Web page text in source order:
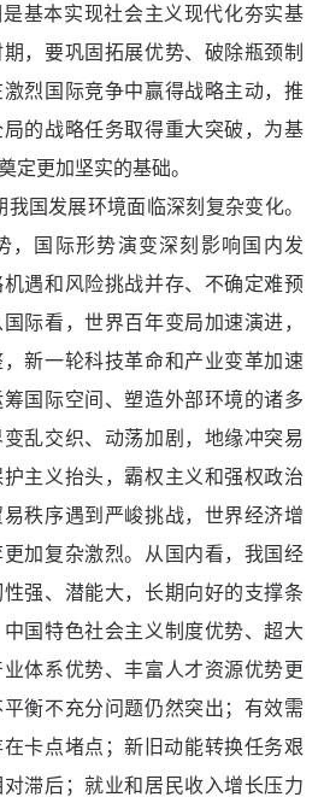
基本实现社会主义现代化夯实基
，要巩固拓展优势、破除瓶颈制
烈国际竞争中赢得战略主动，推
的战略任务取得重大突破，为基
定更加坚实的基础。
国发展环境面临深刻复杂变化。
，国际形势演变深刻影响国内发
遇和风险挑战并存、不确定难预
际看，世界百年变局加速演进，
新一轮科技革命和产业变革加速
国际空间、塑造外部环境的诸多
乱交织、动荡加剧，地缘冲突易
主义抬头，霸权主义和强权政治
秩序遇到严峻挑战，世界经济增
加复杂激烈。从国内看，我国经
强、潜能大，长期向好的支撑条
国特色社会主义制度优势、超大
体系优势、丰富人才资源优势更
衡不充分问题仍然突出；有效需
卡点堵点；新旧动能转换任务艰
滞后；就业和居民收入增长压力